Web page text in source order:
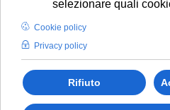
parte delle buone
Ma buono non è